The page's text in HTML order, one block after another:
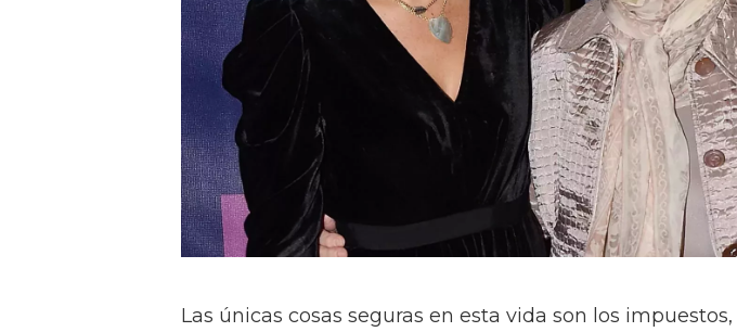
Las únicas cosas seguras en esta vida son los